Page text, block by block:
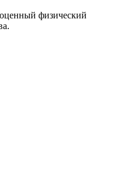
физический